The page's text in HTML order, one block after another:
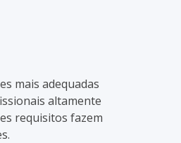
mais adequadas
altamente
requisitos fazem